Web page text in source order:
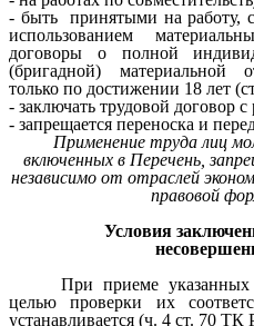
- быть принятыми на работу,
использованием
договоры о полной
(бригадной) материальной
только по достижении 18 лет
- заключать трудовой договор
- запрещается переноска и
Применение труда лиц
включенных в Перечень,
независимо от отраслей
правовой
Условия
При приеме
целью проверки их
устанавливается (ч. 4 ст. 70 ТК